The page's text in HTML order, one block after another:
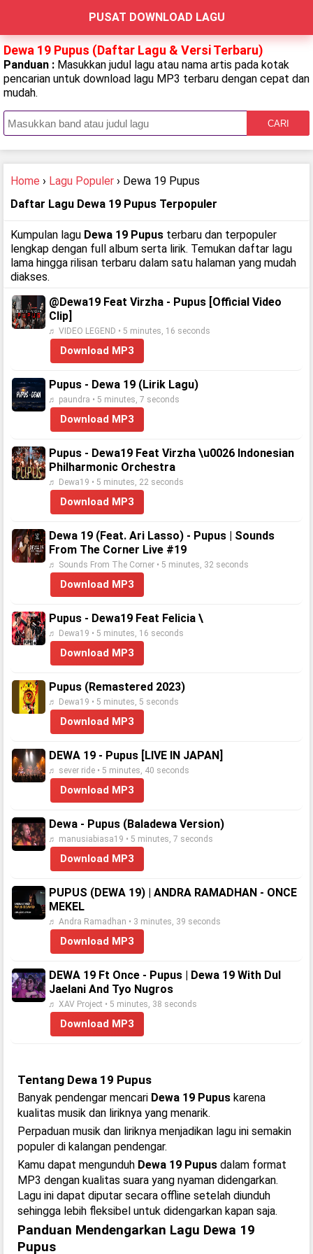
PUSAT DOWNLOAD LAGU
Dewa 19 Pupus (Daftar Lagu & Versi Terbaru)
Panduan : Masukkan judul lagu atau nama artis pada kotak
pencarian untuk download lagu MP3 terbaru dengan cepat dan
mudah.
CARI
Home › Lagu Populer › Dewa 19 Pupus
Daftar Lagu Dewa 19 Pupus Terpopuler
Kumpulan lagu Dewa 19 Pupus terbaru dan terpopuler
lengkap dengan full album serta lirik. Temukan daftar lagu
lama hingga rilisan terbaru dalam satu halaman yang mudah
diakses.
@Dewa19 Feat Virzha - Pupus [Official Video
Clip]
♬ VIDEO LEGEND • 5 minutes, 16 seconds
Download MP3
Pupus - Dewa 19 (Lirik Lagu)
♬ paundra • 5 minutes, 7 seconds
Download MP3
Pupus - Dewa19 Feat Virzha \u0026 Indonesian
Philharmonic Orchestra
♬ Dewa19 • 5 minutes, 22 seconds
Download MP3
Dewa 19 (Feat. Ari Lasso) - Pupus | Sounds
From The Corner Live #19
♬ Sounds From The Corner • 5 minutes, 32 seconds
Download MP3
Pupus - Dewa19 Feat Felicia \
♬ Dewa19 • 5 minutes, 16 seconds
Download MP3
Pupus (Remastered 2023)
♬ Dewa19 • 5 minutes, 5 seconds
Download MP3
DEWA 19 - Pupus [LIVE IN JAPAN]
♬ sever ride • 5 minutes, 40 seconds
Download MP3
Dewa - Pupus (Baladewa Version)
♬ manusiabiasa19 • 5 minutes, 7 seconds
Download MP3
PUPUS (DEWA 19) | ANDRA RAMADHAN - ONCE
MEKEL
♬ Andra Ramadhan • 3 minutes, 39 seconds
Download MP3
DEWA 19 Ft Once - Pupus | Dewa 19 With Dul
Jaelani And Tyo Nugros
♬ XAV Project • 5 minutes, 38 seconds
Download MP3
Tentang Dewa 19 Pupus
Banyak pendengar mencari Dewa 19 Pupus karena
kualitas musik dan liriknya yang menarik.
Perpaduan musik dan liriknya menjadikan lagu ini semakin
populer di kalangan pendengar.
Kamu dapat mengunduh Dewa 19 Pupus dalam format
MP3 dengan kualitas suara yang nyaman didengarkan.
Lagu ini dapat diputar secara offline setelah diunduh
sehingga lebih fleksibel untuk didengarkan kapan saja.
Panduan Mendengarkan Lagu Dewa 19
Pupus